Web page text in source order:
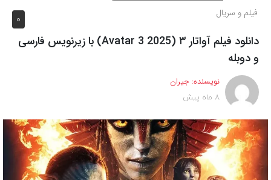
0 فیلم و سریال
دانلود فیلم آواتار ۳ (Avatar 3 2025) با زیرنویس فارسی
و دوبله
نویسنده: جیران
8 ماه پیش